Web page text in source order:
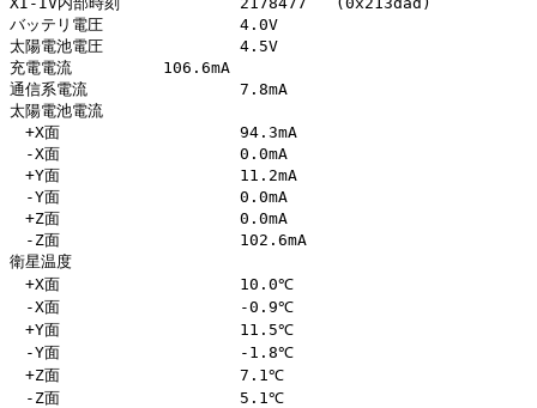
バッテリ電圧		4.0V
太陽電池電圧		4.5V
充電電流		106.6mA
通信系電流		7.8mA
太陽電池電流
+X面			94.3mA
-X面			0.0mA
+Y面			11.2mA
-Y面			0.0mA
+Z面			0.0mA
-Z面			102.6mA
衛星温度
+X面			10.0℃
-X面			-0.9℃
+Y面			11.5℃
-Y面			-1.8℃
+Z面			7.1℃
-Z面			5.1℃